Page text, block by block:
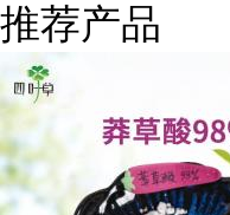
推荐产品